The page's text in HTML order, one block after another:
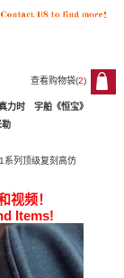
查看购物袋(2)
2
力时
宇舶《恒宝》
勒
系列顶级复刻高仿
视频！
Items!